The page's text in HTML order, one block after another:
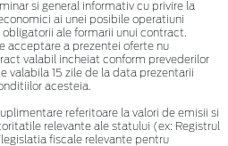
si general informativ cu privire la
ai unei posibile operatiuni
ale formarii unui contract.
acceptare a prezentei oferte nu
valabil incheiat conform prevederilor
valabila 15 zile de la data prezentarii
acesteia.
referitoare la valori de emisii si
relevante ale statului (ex: Registrul
fiscale relevante pentru